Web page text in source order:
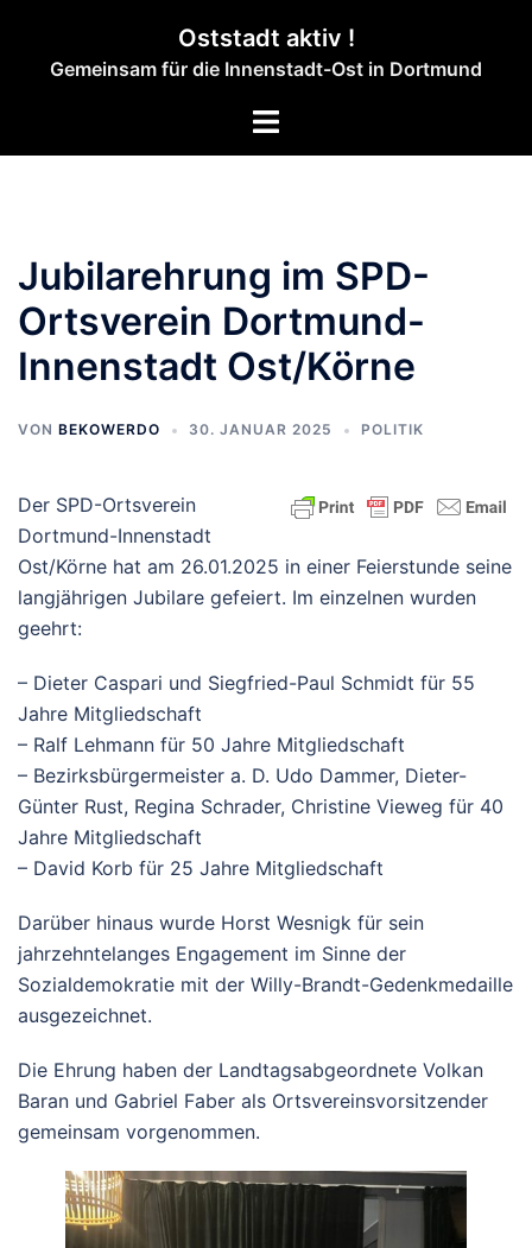
springen
Oststadt aktiv !
Gemeinsam für die Innenstadt-Ost in Dortmund
Menü
Jubilarehrung im SPD-
Ortsverein Dortmund-
Innenstadt Ost/Körne
VON BEKOWERDO 30. JANUAR 2025 POLITIK
Der SPD-Ortsverein
Dortmund-Innenstadt
Ost/Körne hat am 26.01.2025 in einer Feierstunde seine
langjährigen Jubilare gefeiert. Im einzelnen wurden
geehrt:
– Dieter Caspari und Siegfried-Paul Schmidt für 55
Jahre Mitgliedschaft
– Ralf Lehmann für 50 Jahre Mitgliedschaft
– Bezirksbürgermeister a. D. Udo Dammer, Dieter-
Günter Rust, Regina Schrader, Christine Vieweg für 40
Jahre Mitgliedschaft
– David Korb für 25 Jahre Mitgliedschaft
Darüber hinaus wurde Horst Wesnigk für sein
jahrzehntelanges Engagement im Sinne der
Sozialdemokratie mit der Willy-Brandt-Gedenkmedaille
ausgezeichnet.
Die Ehrung haben der Landtagsabgeordnete Volkan
Baran und Gabriel Faber als Ortsvereinsvorsitzender
gemeinsam vorgenommen.